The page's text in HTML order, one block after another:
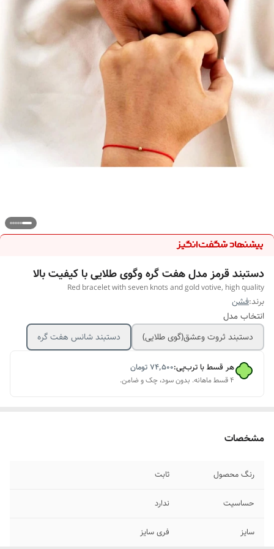
دستبند قرمز مدل هفت گره وگوی طلایی با کیفیت بالا
Red bracelet with seven knots and gold votive, high quality
برند:فشن
انتخاب مدل
دستبند ثروت وعشق(گوی طلایی)
دستبند شانس هفت گره
هر قسط با ترب‌پی:۷۴٬۵۰۰تومان
۴ قسط ماهانه. بدون سود، چک و ضامن.
مشخصات
رنگ محصول ثابت
حساسیت ندارد
سایز فری سایز